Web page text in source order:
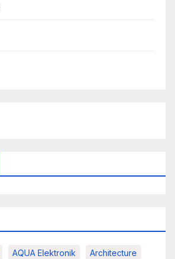
AQUA Elektronik Architecture